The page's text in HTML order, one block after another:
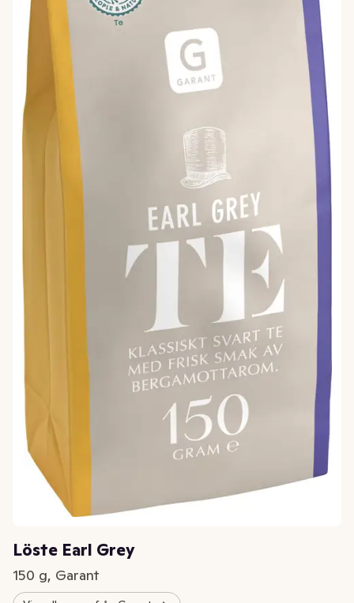
Löste Earl Grey
150 g, Garant